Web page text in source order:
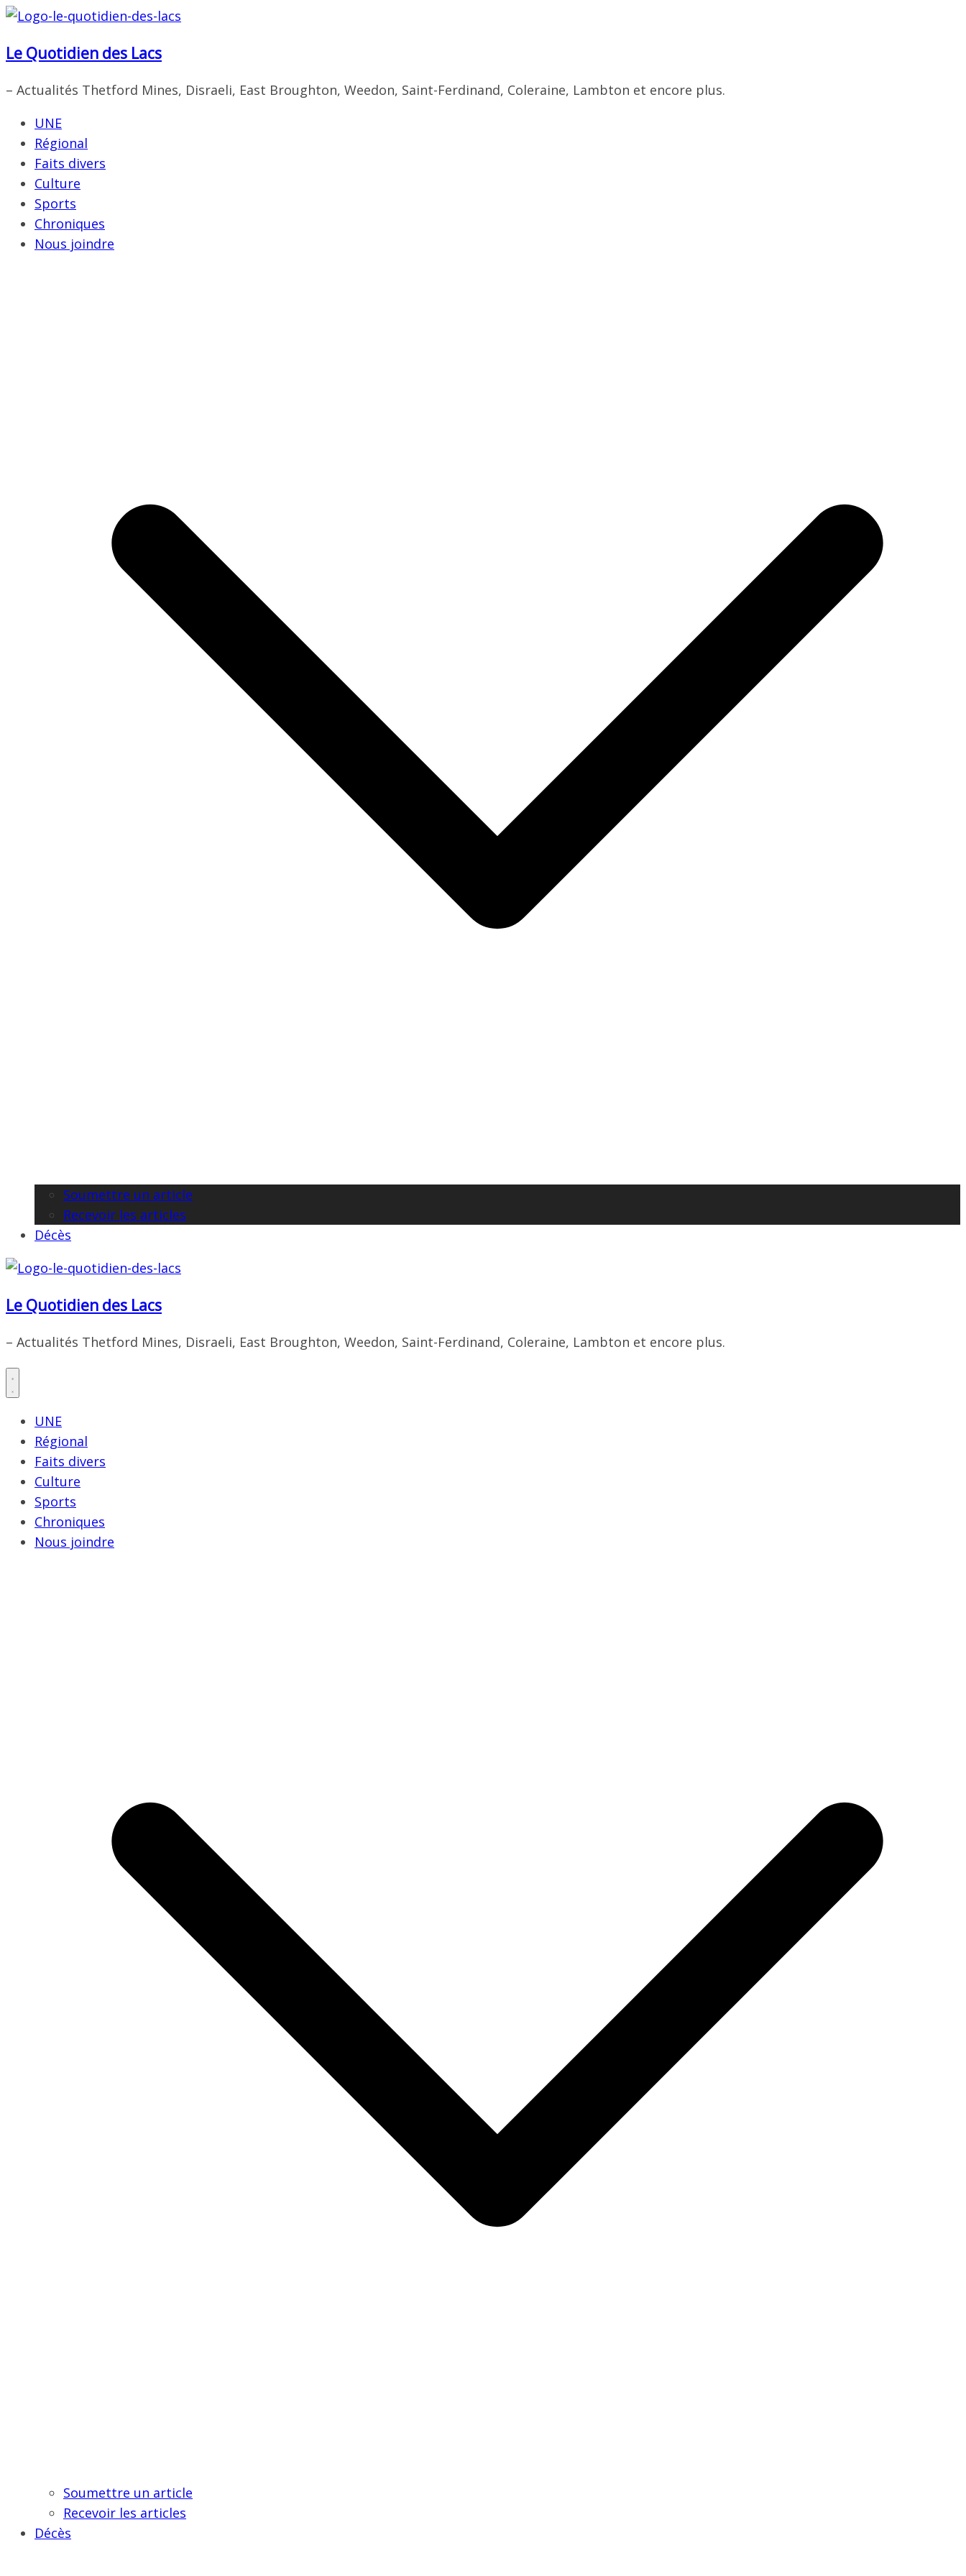
Passer
contenu
Le Quotidien des Lacs
– Actualités Thetford Mines, Disraeli, East Broughton, Weedon, Saint-Ferdinand, Coleraine, Lambton et encore plus.
UNE
Régional
Faits divers
Culture
Sports
Chroniques
Nous joindre
Soumettre un article
Recevoir les articles
Décès
Le Quotidien des Lacs
– Actualités Thetford Mines, Disraeli, East Broughton, Weedon, Saint-Ferdinand, Coleraine, Lambton et encore plus.
UNE
Régional
Faits divers
Culture
Sports
Chroniques
Nous joindre
Soumettre un article
Recevoir les articles
Décès